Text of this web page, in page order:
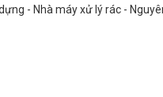
- Nhà máy xử lý rác -